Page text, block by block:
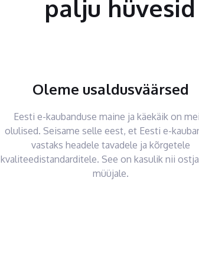
palju hüvesid
Oleme usaldusväärsed
Eesti e-kaubanduse maine ja käekäik on
olulised. Seisame selle eest, et Eesti e-
vastaks headele tavadele ja kõrgetele
kvaliteedistandarditele. See on kasulik nii
müüjale.